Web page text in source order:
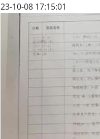
23-10-08 17:15:01